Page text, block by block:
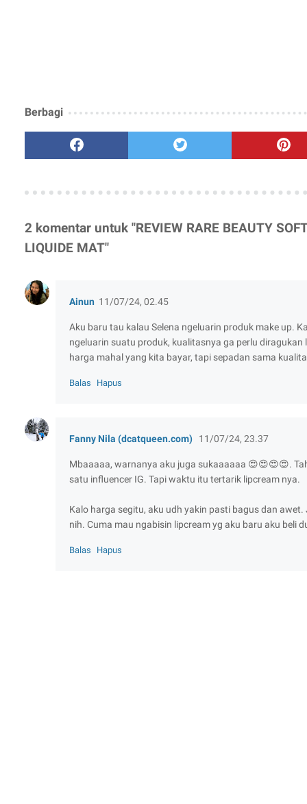
Berbagi
2 komentar untuk "REVIEW RARE BEAUTY
LIQUIDE MAT"
Ainun 11/07/24, 02.45
Aku baru tau kalau Selena ngeluarin produk make up.
ngeluarin suatu produk, kualitasnya ga perlu diragukan
harga mahal yang kita bayar, tapi sepadan sama
Balas Hapus
Fanny Nila (dcatqueen.com) 11/07/24, 23.37
Mbaaaaa, warnanya aku juga sukaaaaaa 😍😍😍😍.
satu influencer IG. Tapi waktu itu tertarik lipcream nya.
Kalo harga segitu, aku udh yakin pasti bagus dan awet.
nih. Cuma mau ngabisin lipcream yg aku baru aku beli
Balas Hapus